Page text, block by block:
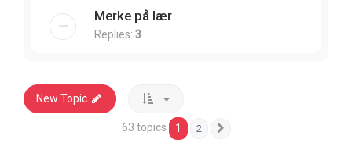
Merke på lær
Replies: 3
New Topic
63 topics 1 2